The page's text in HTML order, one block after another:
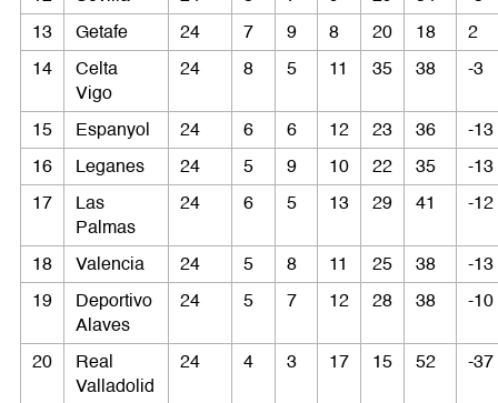
13
Getafe 24 7 9 8 20 18
2
14
Celta
Vigo
24 8 5 11 35 38 -3
15 Espanyol 24 6 6 12 23 36
-13
16
Leganes 24 5 9 10 22 35
-13
17
Las
Palmas
24 6 5 13 29 41 -12
18 Valencia 24 5 8 11 25 38
-13
19
Deportivo
Alaves
24 5 7 12 28 38 -10
20
Real
Valladolid
24 4 3 17 15 52 -37